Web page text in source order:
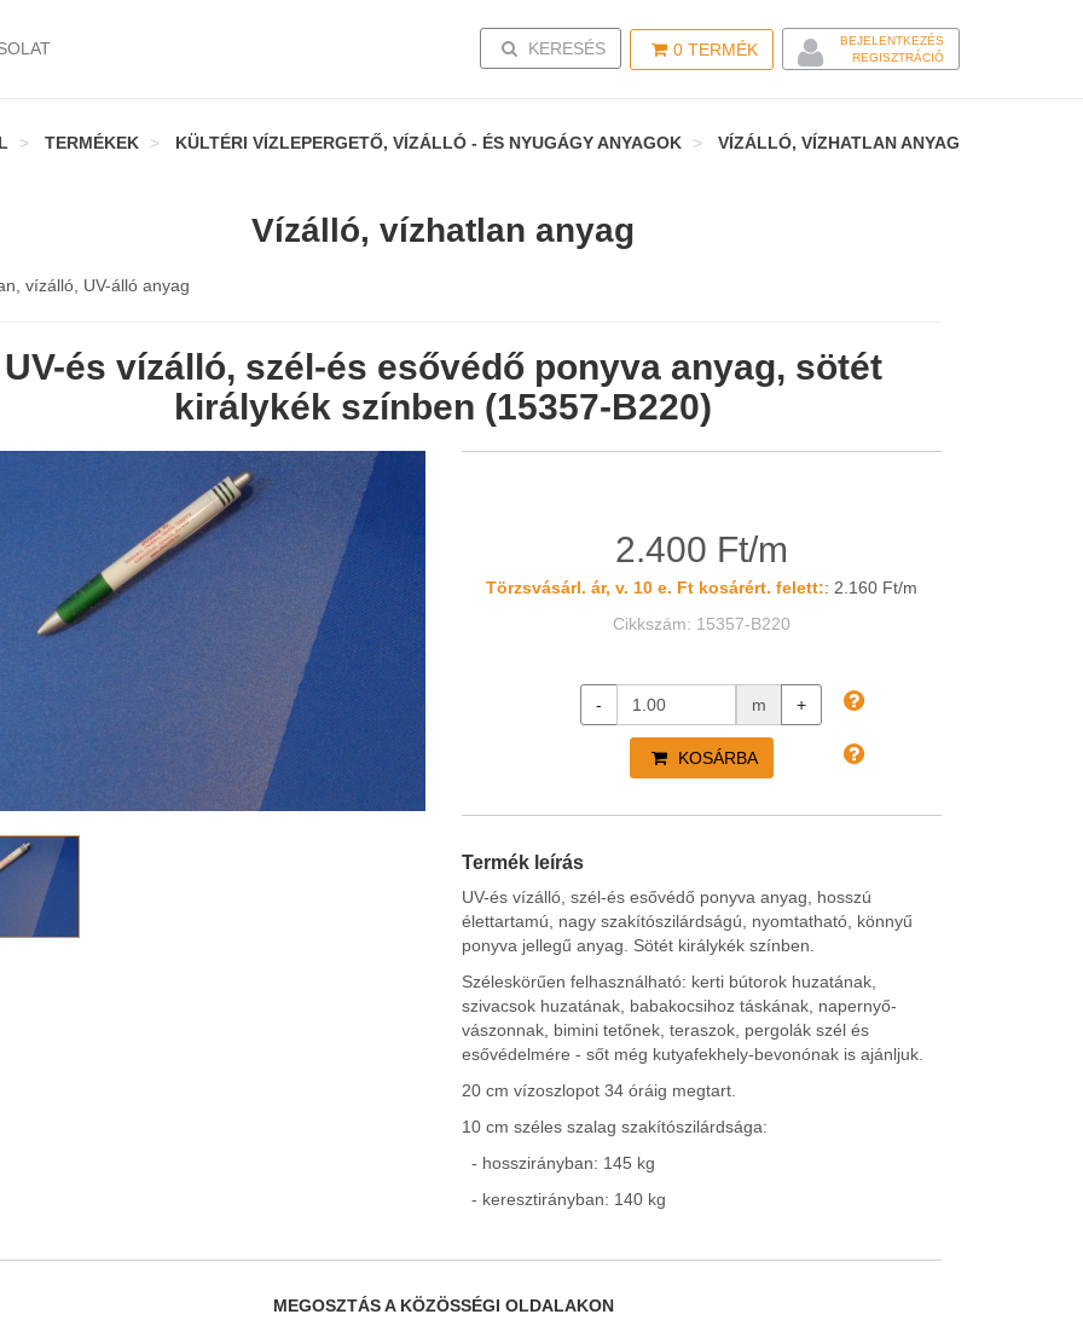
0 TERMÉK
BEJELENTKEZÉS
REGISZTRÁCIÓ
TOGGLE SEARCH
KERESÉS
TERMÉKEK KÜLTÉRI VÍZLEPERGETŐ, VÍZÁLLÓ - ÉS NYUGÁGY ANYAGOK VÍZÁLLÓ, VÍZHATLAN ANYAG
Vízálló, vízhatlan anyag
vízálló, UV-álló anyag
UV-és vízálló, szél-és esővédő ponyva anyag, sötét
királykék színben (15357-B220)
2.400 Ft/m
Törzsvásárl. ár, v. 10 e. Ft kosárért. felett:: 2.160 Ft/m
Cikkszám: 15357-B220
- m +
KOSÁRBA
Termék leírás
UV-és vízálló, szél-és esővédő ponyva anyag, hosszú
élettartamú, nagy szakítószilárdságú, nyomtatható, könnyű
ponyva jellegű anyag. Sötét királykék színben.
Széleskörűen felhasználható: kerti bútorok huzatának,
szivacsok huzatának, babakocsihoz táskának, napernyő-
vászonnak, bimini tetőnek, teraszok, pergolák szél és
esővédelmére - sőt még kutyafekhely-bevonónak is ajánljuk.
20 cm vízoszlopot 34 óráig megtart.
10 cm széles szalag szakítószilárdsága:
- hosszirányban: 145 kg
- keresztirányban: 140 kg
MEGOSZTÁS A KÖZÖSSÉGI OLDALAKON